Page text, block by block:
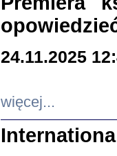
24.11.2025
więcej...